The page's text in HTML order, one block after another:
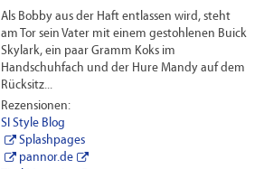
Als Bobby aus der Haft entlassen wird, steht
am Tor sein Vater mit einem gestohlenen Buick
Skylark, ein paar Gramm Koks im
Handschuhfach und der Hure Mandy auf dem
Rücksitz...
Rezensionen:
SI Style Blog
Splashpages
pannor.de